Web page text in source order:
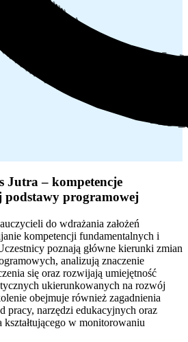
Jutra – kompetencje
podstawy programowej
do wdrażania założeń
kompetencji fundamentalnych i
poznają główne kierunki zmian
analizują znaczenie
się oraz rozwijają umiejętność
ukierunkowanych na rozwój
obejmuje również zagadnienia
pracy, narzędzi edukacyjnych oraz
w monitorowaniu